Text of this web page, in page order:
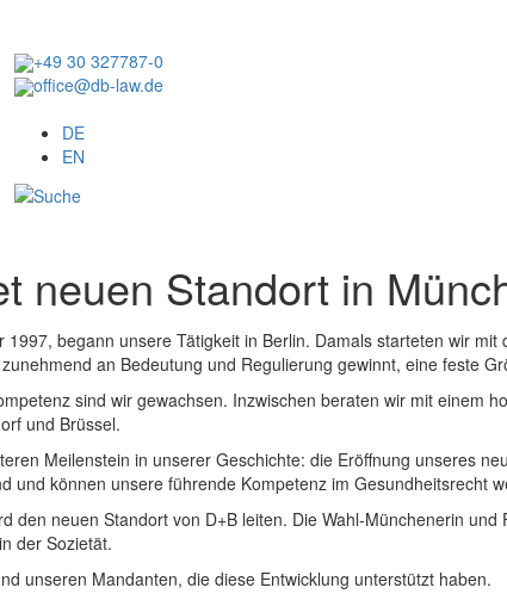
+49 30 327787-0
office@db-law.de
DE
EN
neuen Standort in
1997, begann unsere Tätigkeit in Berlin. Damals starteten wir
an Bedeutung und Regulierung gewinnt, eine feste
sind wir gewachsen. Inzwischen beraten wir mit einem
und Brüssel.
Meilenstein in unserer Geschichte: die Eröffnung unseres
und können unsere führende Kompetenz im Gesundheitsrecht
den neuen Standort von D+B leiten. Die Wahl-Münchenerin
der Sozietät.
unseren Mandanten, die diese Entwicklung unterstützt haben.